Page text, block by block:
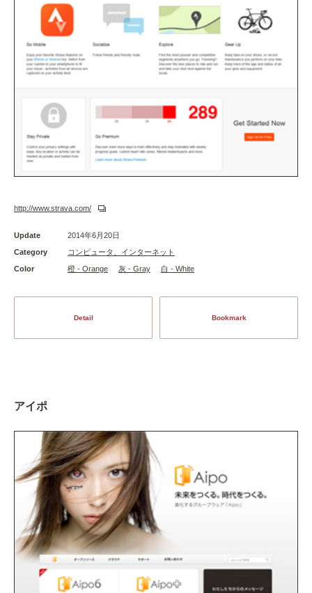
http://www.strava.com/
Update
2014年6月20日
Category
コンピュータ、インターネット
Color
橙 - Orange 灰 - Gray 白 - White
Detail Bookmark
アイポ